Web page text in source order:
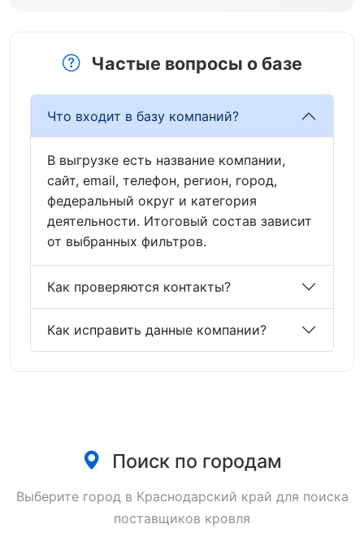
Частые вопросы о базе
Что входит в базу компаний?
В выгрузке есть название компании,
сайт, email, телефон, регион, город,
федеральный округ и категория
деятельности. Итоговый состав зависит
от выбранных фильтров.
Как проверяются контакты?
Как исправить данные компании?
Поиск по городам
Выберите город в Краснодарский край для поиска
поставщиков кровля